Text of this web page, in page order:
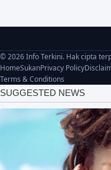
© 2026 Info Terkini. Hak cipta
HomeSukanPrivacy Policy
Terms & Conditions